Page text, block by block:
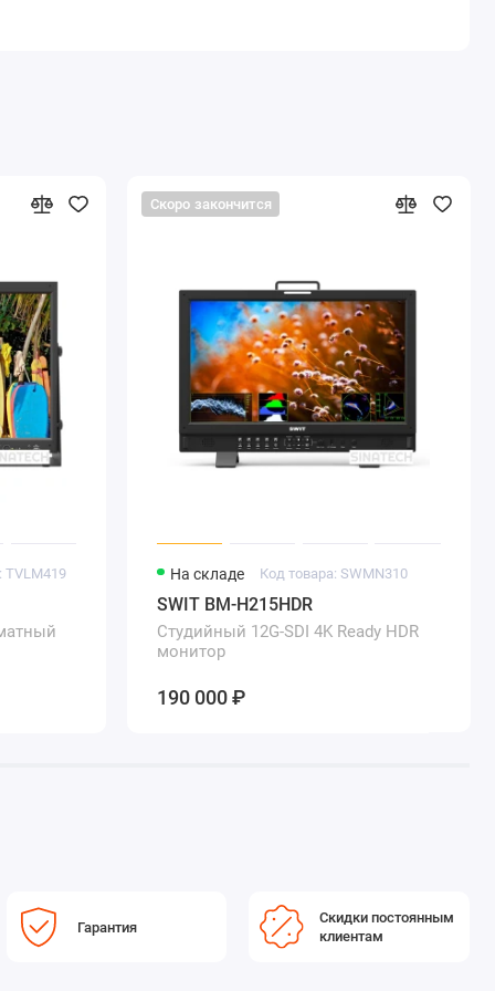
TVLM419
Скоро закончится
На складе Код товара: SWMN310
SWIT BM-H215HDR
Студийный 12G-SDI 4K Ready HDR
монитор
190 000 ₽
Гарантия
Скидки постоянным
клиентам